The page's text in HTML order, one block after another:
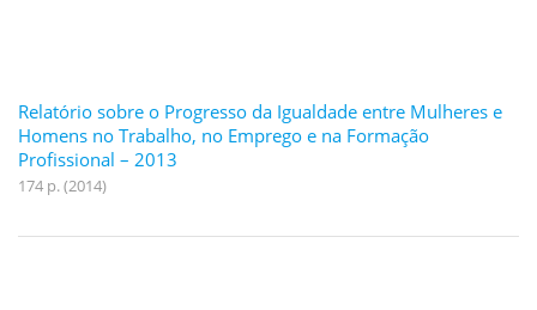
Relatório sobre o Progresso da Igualdade entre Mulheres e
Homens no Trabalho, no Emprego e na Formação
Profissional – 2013
174 p. (2014)